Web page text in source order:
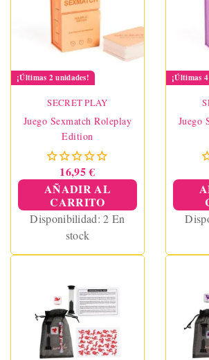
¡Últimas 2 unidades!
SECRET PLAY
Juego Sexmatch Roleplay
Edition
16,95 €
AÑADIR AL
CARRITO
Disponibilidad:2 En
stock
¡Últimas
Juego